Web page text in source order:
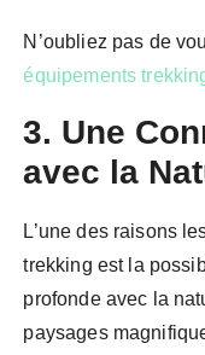
N’oubliez pas de
équipements
3. Une
avec la
L’une des raisons
trekking est la
profonde avec la
paysages